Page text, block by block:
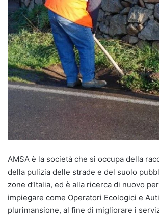
AMSA è la società che si occupa della
della pulizia delle strade e del suolo
zone d’Italia, ed è alla ricerca di nuovo
impiegare come Operatori Ecologici e
plurimansione, al fine di migliorare i